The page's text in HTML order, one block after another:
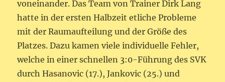
voneinander. Das Team von Trainer Dirk Lang
hatte in der ersten Halbzeit etliche Probleme
mit der Raumaufteilung und der Größe des
Platzes. Dazu kamen viele individuelle Fehler,
welche in einer schnellen 3:0-Führung des SVK
durch Hasanovic (17.), Jankovic (25.) und